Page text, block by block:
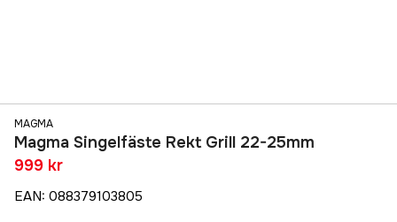
MAGMA
Magma Singelfäste Rekt Grill 22-25mm
999 kr
EAN: 088379103805